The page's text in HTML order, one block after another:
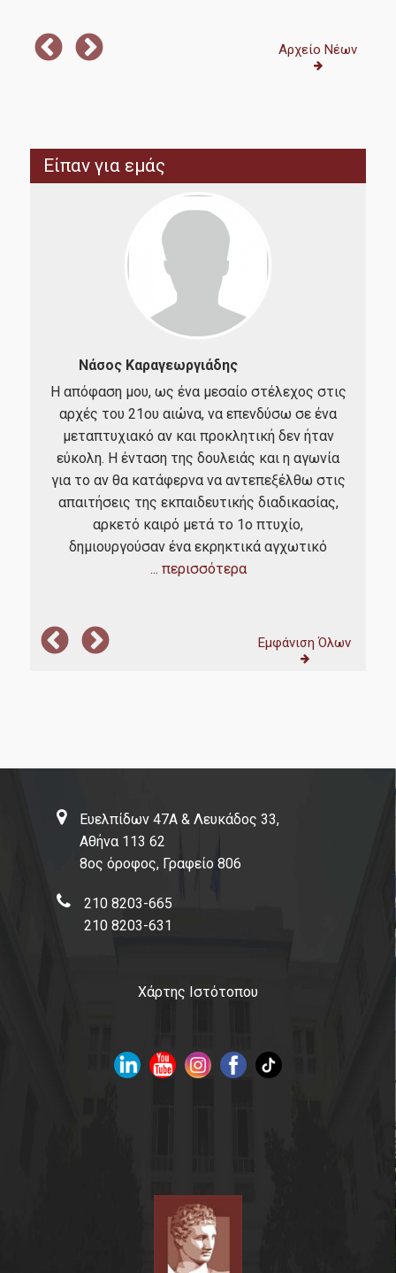
Αρχείο Νέων
Είπαν για εμάς
Νάσος Καραγεωργιάδης
Η απόφαση μου, ως ένα μεσαίο στέλεχος στις
αρχές του 21ου αιώνα, να επενδύσω σε ένα
μεταπτυχιακό αν και προκλητική δεν ήταν
εύκολη. Η ένταση της δουλειάς και η αγωνία
για το αν θα κατάφερνα να αντεπεξέλθω στις
απαιτήσεις της εκπαιδευτικής διαδικασίας,
αρκετό καιρό μετά το 1ο πτυχίο,
δημιουργούσαν ένα εκρηκτικά αγχωτικό
... περισσότερα
Εμφάνιση Όλων
Ευελπίδων 47Α & Λευκάδος 33,
Αθήνα 113 62
8ος όροφος, Γραφείο 806
210 8203-665
210 8203-631
Χάρτης Ιστότοπου